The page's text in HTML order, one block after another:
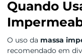
Quando
O uso da massa
recomendado em